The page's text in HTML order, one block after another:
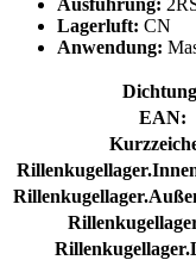
Ausführung:
Lagerluft: CN
Anwendung:
EAN: